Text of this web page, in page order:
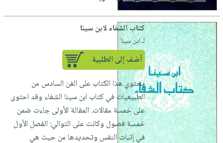
كتاب الشفاء لابن سينا
لـ ابن سينا
أضف إلى الطلبية
يحتوي هذا الكتاب على الفن السادس من
الطبيعيات في كتاب ابن سينا الشفاء وقد احتوى
على خمسة مقالات. المقالة الأولى جاءت ضمن
خمسة فصول وكانت على التوالي: الفصل الأول
في إثبات النفس وتحديدها من حيث هي